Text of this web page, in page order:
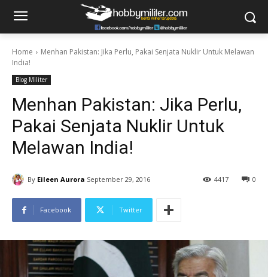
Home
Menhan Pakistan: Jika Perlu, Pakai Senjata Nuklir Untuk Melawan
India!
Blog Militer
Menhan Pakistan: Jika Perlu,
Pakai Senjata Nuklir Untuk
Melawan India!
By Eileen Aurora September 29, 2016 0
4417
Facebook Twitter